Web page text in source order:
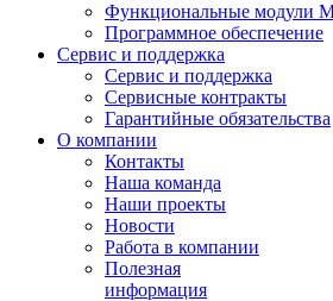
Функциональные модули
Программное обеспечение
Сервис и поддержка
Сервис и поддержка
Сервисные контракты
Гарантийные обязательства
О компании
Контакты
Наша команда
Наши проекты
Новости
Работа в компании
Полезная
информация